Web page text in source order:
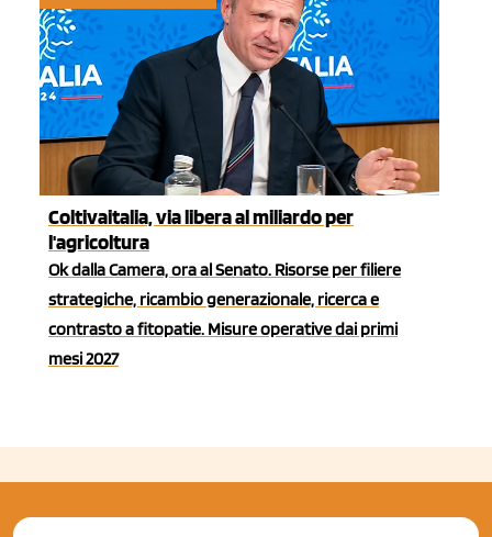
Coltivaitalia, via libera al miliardo per
l'agricoltura
Ok dalla Camera, ora al Senato. Risorse per filiere
strategiche, ricambio generazionale, ricerca e
contrasto a fitopatie. Misure operative dai primi
mesi 2027